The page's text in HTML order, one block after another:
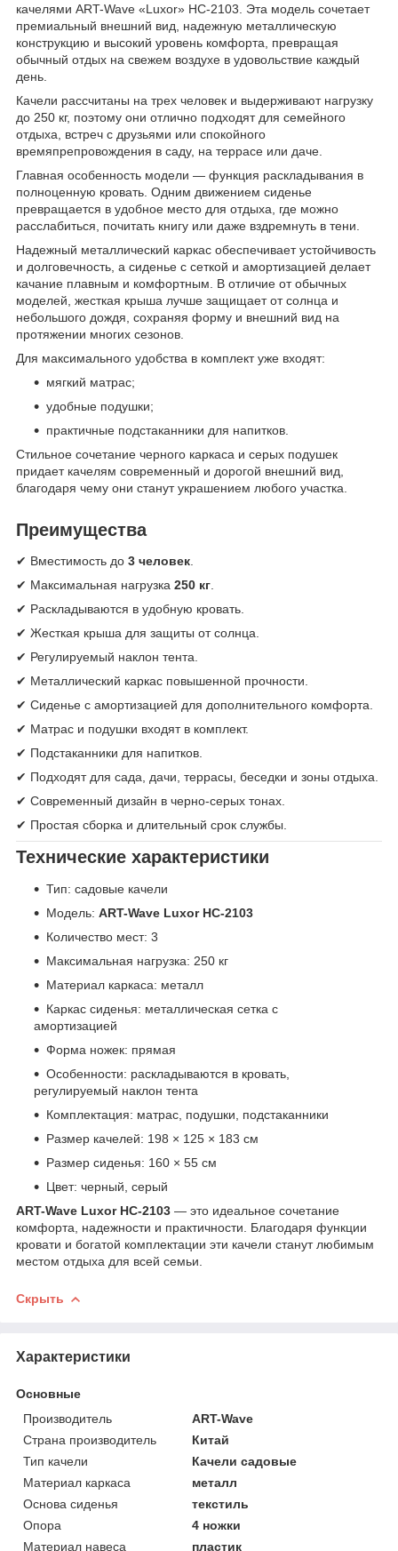
качелями ART-Wave «Luxor» HC-2103. Эта модель сочетает
премиальный внешний вид, надежную металлическую
конструкцию и высокий уровень комфорта, превращая
обычный отдых на свежем воздухе в удовольствие каждый
день.
Качели рассчитаны на трех человек и выдерживают нагрузку
до 250 кг, поэтому они отлично подходят для семейного
отдыха, встреч с друзьями или спокойного
времяпрепровождения в саду, на террасе или даче.
Главная особенность модели — функция раскладывания в
полноценную кровать. Одним движением сиденье
превращается в удобное место для отдыха, где можно
расслабиться, почитать книгу или даже вздремнуть в тени.
Надежный металлический каркас обеспечивает устойчивость
и долговечность, а сиденье с сеткой и амортизацией делает
качание плавным и комфортным. В отличие от обычных
моделей, жесткая крыша лучше защищает от солнца и
небольшого дождя, сохраняя форму и внешний вид на
протяжении многих сезонов.
Для максимального удобства в комплект уже входят:
мягкий матрас;
удобные подушки;
практичные подстаканники для напитков.
Стильное сочетание черного каркаса и серых подушек
придает качелям современный и дорогой внешний вид,
благодаря чему они станут украшением любого участка.
Преимущества
✔ Вместимость до 3 человек.
✔ Максимальная нагрузка 250 кг.
✔ Раскладываются в удобную кровать.
✔ Жесткая крыша для защиты от солнца.
✔ Регулируемый наклон тента.
✔ Металлический каркас повышенной прочности.
✔ Сиденье с амортизацией для дополнительного комфорта.
✔ Матрас и подушки входят в комплект.
✔ Подстаканники для напитков.
✔ Подходят для сада, дачи, террасы, беседки и зоны отдыха.
✔ Современный дизайн в черно-серых тонах.
✔ Простая сборка и длительный срок службы.
Технические характеристики
Тип: садовые качели
Модель: ART-Wave Luxor HC-2103
Количество мест: 3
Максимальная нагрузка: 250 кг
Материал каркаса: металл
Каркас сиденья: металлическая сетка с
амортизацией
Форма ножек: прямая
Особенности: раскладываются в кровать,
регулируемый наклон тента
Комплектация: матрас, подушки, подстаканники
Размер качелей: 198 × 125 × 183 см
Размер сиденья: 160 × 55 см
Цвет: черный, серый
ART-Wave Luxor HC-2103 — это идеальное сочетание
комфорта, надежности и практичности. Благодаря функции
кровати и богатой комплектации эти качели станут любимым
местом отдыха для всей семьи.
Скрыть
Характеристики
Основные
Производитель
ART-Wave
Страна производитель
Китай
Тип качели
Качели садовые
Материал каркаса
металл
Основа сиденья
текстиль
Опора
4 ножки
Материал навеса
пластик